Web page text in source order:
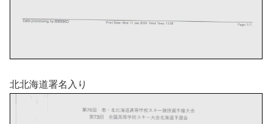
北北海道署名入り